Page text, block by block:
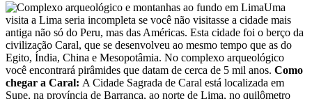
Uma
visita a Lima seria incompleta se você não visitasse a cidade mais
antiga não só do Peru, mas das Américas. Esta cidade foi o berço da
civilização Caral, que se desenvolveu ao mesmo tempo que as do
Egito, Índia, China e Mesopotâmia. No complexo arqueológico
você encontrará pirâmides que datam de cerca de 5 mil anos. Como
chegar a Caral: A Cidade Sagrada de Caral está localizada em
Supe, na província de Barranca, ao norte de Lima, no quilômetro